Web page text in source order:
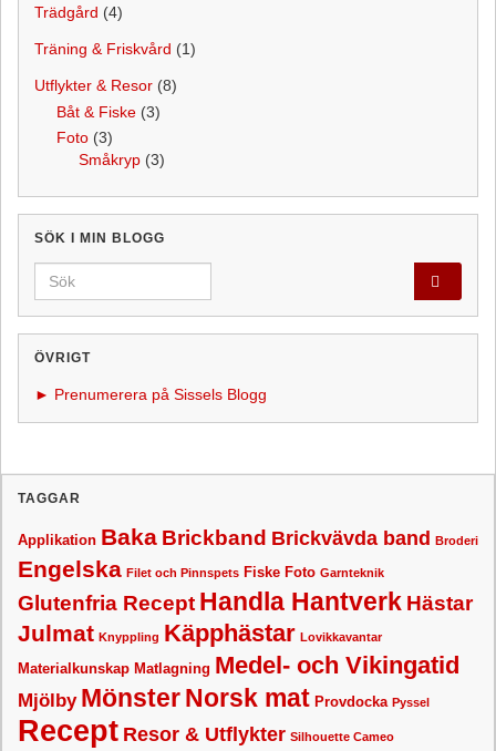
Trädgård (4)
Träning & Friskvård (1)
Utflykter & Resor (8)
Båt & Fiske (3)
Foto (3)
Småkryp (3)
SÖK I MIN BLOGG
Search for:
ÖVRIGT
► Prenumerera på Sissels Blogg
TAGGAR
Applikation Baka Brickband Brickvävda band Broderi
Engelska Filet och Pinnspets Fiske Foto Garnteknik
Glutenfria Recept Handla Hantverk Hästar
Julmat Knyppling Käpphästar Lovikkavantar
Materialkunskap Matlagning Medel- och Vikingatid
Mjölby MönsterNorsk mat Provdocka Pyssel
Recept Resor & Utflykter Silhouette Cameo